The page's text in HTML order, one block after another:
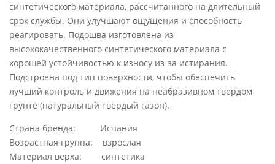
синтетического материала, рассчитанного на длительный
срок службы. Они улучшают ощущения и способность
реагировать. Подошва изготовлена из
высококачественного синтетического материала с
хорошей устойчивостью к износу из-за истирания.
Подстроена под тип поверхности, чтобы обеспечить
лучший контроль и движения на неабразивном твердом
грунте (натуральный твердый газон).
Страна бренда: Испания
Возрастная группа: взрослая
Материал верха: синтетика